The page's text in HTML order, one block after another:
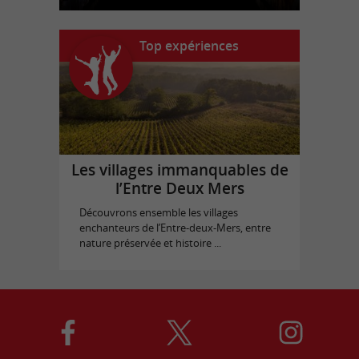
Top expériences
Les villages immanquables de
l’Entre Deux Mers
Découvrons ensemble les villages
enchanteurs de l’Entre-deux-Mers, entre
nature préservée et histoire ...